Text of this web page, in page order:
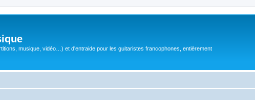
musique, vidéo…) et d'entraide pour les guitaristes francophones, entièrement